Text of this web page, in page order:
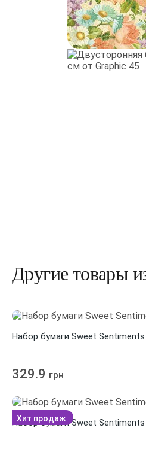
Другие товары
Набор бумаги Sweet
329.9 грн
Набор бумаги Sweet
Хит продаж